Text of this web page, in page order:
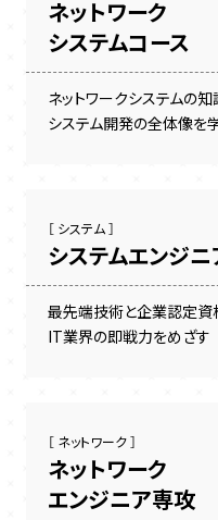
ネットワーク
システムコース
ネットワークシステムの知
システム開発の全体像を
［ システム ］
システムエンジ
最先端技術と企業認定資
IT業界の即戦力をめざす
［ ネットワーク ］
ネットワーク
エンジニア専攻